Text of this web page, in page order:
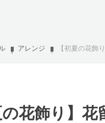
アレンジ 【初夏の花飾り
の花飾り】